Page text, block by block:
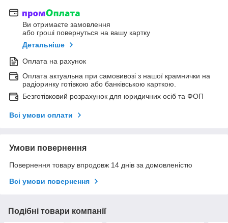
Ви отримаєте замовлення
або гроші повернуться на вашу картку
Детальніше
Оплата на рахунок
Оплата актуальна при самовивозі з нашої крамнички на
радіоринку готівкою або банківською карткою.
Безготівковий розрахунок для юридичних осіб та ФОП
Всі умови оплати
Умови повернення
Повернення товару впродовж 14 днів за домовленістю
Всі умови повернення
Подібні товари компанії